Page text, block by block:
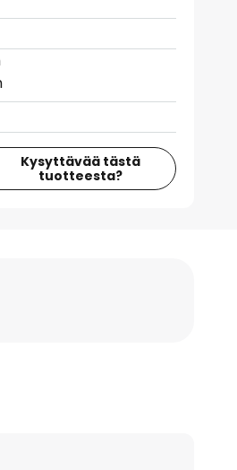
Kysyttävää tästä
tuotteesta?